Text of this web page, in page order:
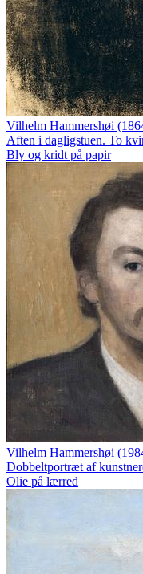
Vilhelm Hammershøi
Aften i dagligstuen. To
Bly og kridt på papir
Vilhelm Hammershøi
Dobbeltportræt af
Olie på lærred